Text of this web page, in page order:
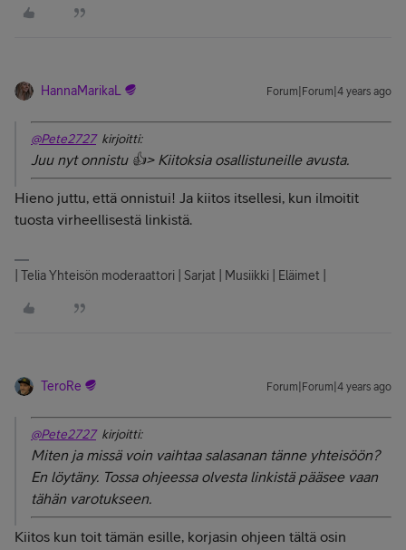
HannaMarikaL Forum|Forum|4 years ago
@Pete2727kirjoitti:
Juu nyt onnistu 👍> Kiitoksia osallistuneille avusta.
Hieno juttu, että onnistui! Ja kiitos itsellesi, kun ilmoitit
tuosta virheellisestä linkistä.
| Telia Yhteisön moderaattori | Sarjat | Musiikki | Eläimet |
TeroRe Forum|Forum|4 years ago
@Pete2727kirjoitti:
Miten ja missä voin vaihtaa salasanan tänne yhteisöön?
En löytäny. Tossa ohjeessa olvesta linkistä pääsee vaan
tähän varotukseen.
Kiitos kun toit tämän esille, korjasin ohjeen tältä osin